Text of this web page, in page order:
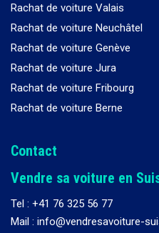
Rachat de voiture Valais
Rachat de voiture Neuchâtel
Rachat de voiture Genève
Rachat de voiture Jura
Rachat de voiture Fribourg
Rachat de voiture Berne
Contact
Vendre sa voiture en
Tel : +41 76 325 56 77
Mail : info@vendresavoiture-